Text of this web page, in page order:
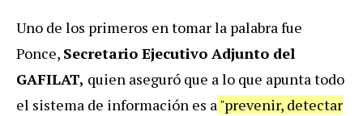
Uno de los primeros en tomar la palabra fue
Ponce, Secretario Ejecutivo Adjunto del
GAFILAT, quien aseguró que a lo que apunta todo
el sistema de información es a"prevenir, detectar